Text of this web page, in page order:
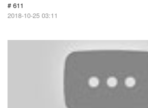
# 611
2018-10-25 03:11